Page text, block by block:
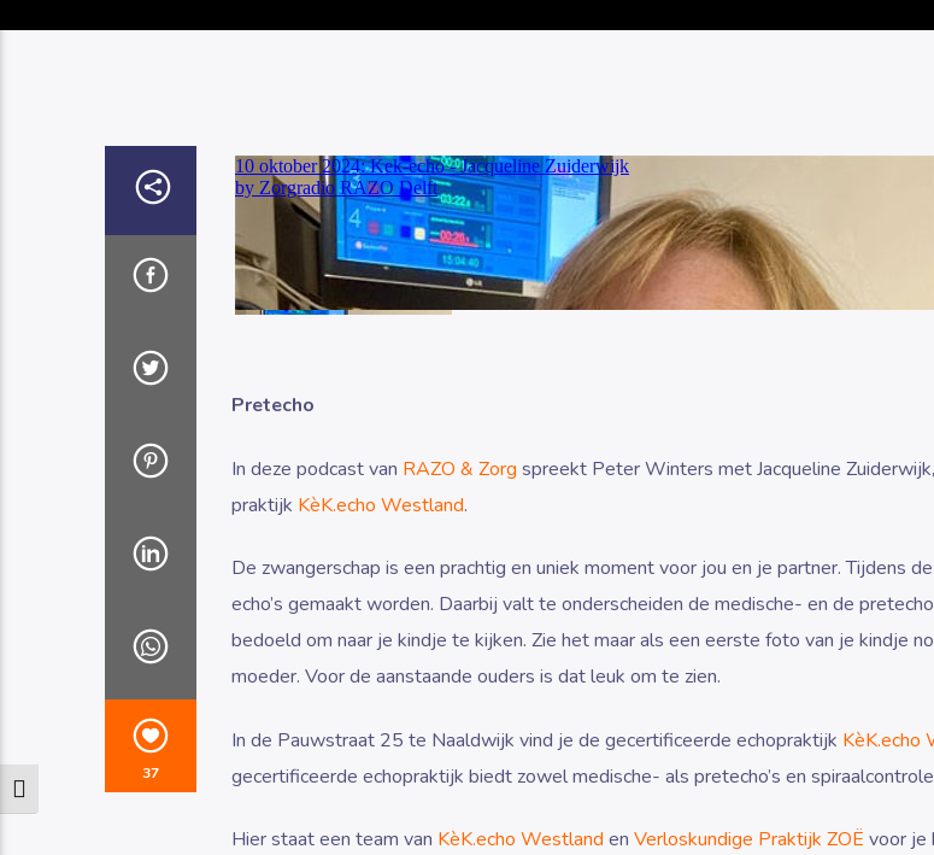
Keuze voor hoog contrast
37
Pretecho
In deze podcast van RAZO & Zorg spreekt Peter Winters met Jacqueline
praktijk KèK.echo Westland.
De zwangerschap is een prachtig en uniek moment voor jou en je partner. Tijdens
echo’s gemaakt worden. Daarbij valt te onderscheiden de medische- en de
bedoeld om naar je kindje te kijken. Zie het maar als een eerste foto van je kindje
moeder. Voor de aanstaande ouders is dat leuk om te zien.
In de Pauwstraat 25 te Naaldwijk vind je de gecertificeerde echopraktijk KèK.echo
gecertificeerde echopraktijk biedt zowel medische- als pretecho’s en spiraalcontrole
Hier staat een team van KèK.echo Westland en Verloskundige Praktijk ZOË voor je